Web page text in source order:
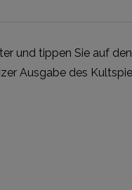
und tippen Sie auf
Ausgabe des